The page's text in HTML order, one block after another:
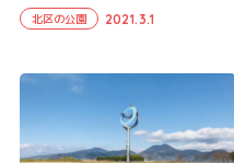
北区の公園 2021.3.1